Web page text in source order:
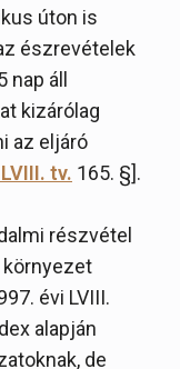
úton is
észrevételek
áll
kizárólag
az eljáró
tv. 165. §].
részvétel
évi LVIII.
alapján
de